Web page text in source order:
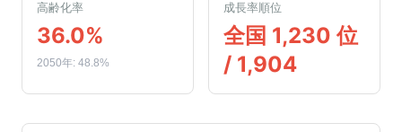
高齢化率
36.0%
2050年: 48.8%
成長率順位
全国 1,230 位
/ 1,904